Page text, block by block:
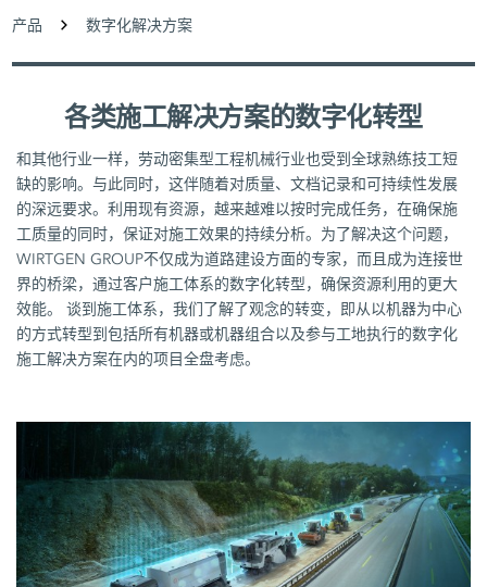
产品 数字化解决方案
各类施工解决方案的数字化转型
和其他行业一样，劳动密集型工程机械行业也受到全球熟练技工短
缺的影响。与此同时，这伴随着对质量、文档记录和可持续性发展
的深远要求。利用现有资源，越来越难以按时完成任务，在确保施
工质量的同时，保证对施工效果的持续分析。为了解决这个问题，
WIRTGEN GROUP不仅成为道路建设方面的专家，而且成为连接世
界的桥梁，通过客户施工体系的数字化转型，确保资源利用的更大
效能。 谈到施工体系，我们了解了观念的转变，即从以机器为中心
的方式转型到包括所有机器或机器组合以及参与工地执行的数字化
施工解决方案在内的项目全盘考虑。